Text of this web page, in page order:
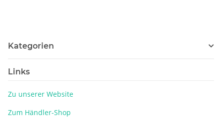
Kategorien
Links
Zu unserer Website
Zum Händler-Shop